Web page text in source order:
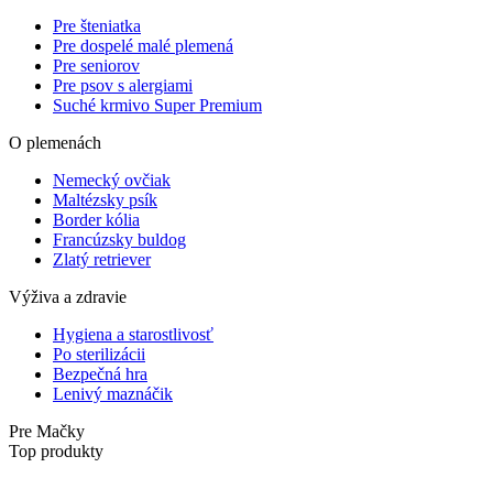
Pre šteniatka
Pre dospelé malé plemená
Pre seniorov
Pre psov s alergiami
Suché krmivo Super Premium
O plemenách
Nemecký ovčiak
Maltézsky psík
Border kólia
Francúzsky buldog
Zlatý retriever
Výživa a zdravie
Hygiena a starostlivosť
Po sterilizácii
Bezpečná hra
Lenivý maznáčik
Pre Mačky
Top produkty